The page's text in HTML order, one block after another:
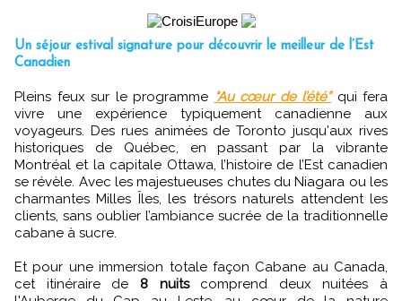
Un séjour estival signature pour découvrir le meilleur de l’Est
Canadien
Pleins feux sur le programme "Au cœur de l’été”qui fera
vivre une expérience typiquement canadienne aux
voyageurs. Des rues animées de Toronto jusqu'aux rives
historiques de Québec, en passant par la vibrante
Montréal et la capitale Ottawa, l’histoire de l’Est canadien
se révèle. Avec les majestueuses chutes du Niagara ou les
charmantes Milles Îles, les trésors naturels attendent les
clients, sans oublier l’ambiance sucrée de la traditionnelle
cabane à sucre.
Et pour une immersion totale façon Cabane au Canada,
cet itinéraire de 8 nuitscomprend deux nuitées à